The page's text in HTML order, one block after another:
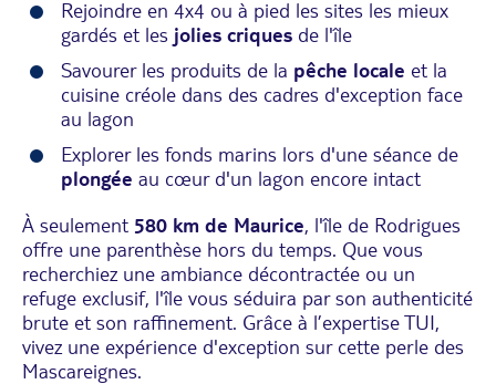
Rejoindre en 4x4 ou à pied les sites les mieux
gardés et les jolies criques de l'île
Savourer les produits de la pêche locale et la
cuisine créole dans des cadres d'exception face
au lagon
Explorer les fonds marins lors d'une séance de
plongée au cœur d'un lagon encore intact
À seulement 580 km de Maurice, l'île de Rodrigues
offre une parenthèse hors du temps. Que vous
recherchiez une ambiance décontractée ou un
refuge exclusif, l'île vous séduira par son authenticité
brute et son raffinement. Grâce à l’expertise TUI,
vivez une expérience d'exception sur cette perle des
Mascareignes.